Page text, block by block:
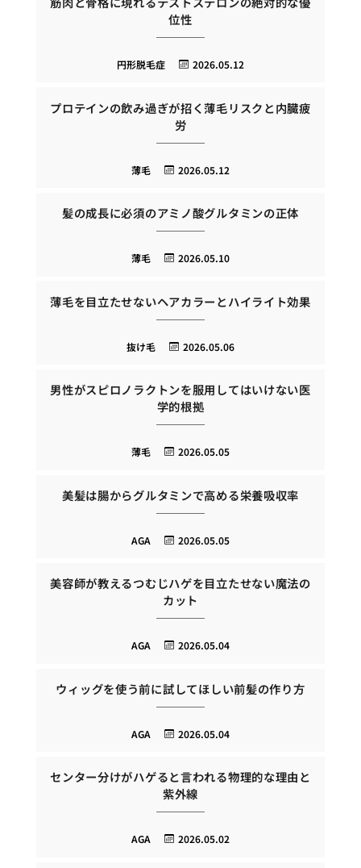
位性
2026.05.12
円形脱毛症
プロテインの飲み過ぎが招く薄毛リスクと内臓疲
労
2026.05.12
薄毛
髪の成長に必須のアミノ酸グルタミンの正体
2026.05.10
薄毛
薄毛を目立たせないヘアカラーとハイライト効果
2026.05.06
抜け毛
男性がスピロノラクトンを服用してはいけない医
学的根拠
2026.05.05
薄毛
美髪は腸からグルタミンで高める栄養吸収率
2026.05.05
AGA
美容師が教えるつむじハゲを目立たせない魔法の
カット
2026.05.04
AGA
ウィッグを使う前に試してほしい前髪の作り方
2026.05.04
AGA
センター分けがハゲると言われる物理的な理由と
紫外線
2026.05.02
AGA